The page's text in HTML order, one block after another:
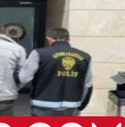
Kullanan Şebeke